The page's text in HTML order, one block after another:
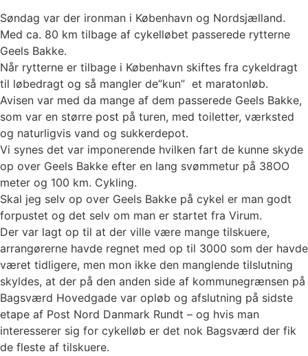
Søndag var der ironman i København og Nordsjælland.
Med ca. 80 km tilbage af cykelløbet passerede rytterne
Geels Bakke.
Når rytterne er tilbage i København skiftes fra cykeldragt
til løbedragt og så mangler de”kun” et maratonløb.
Avisen var med da mange af dem passerede Geels Bakke,
som var en større post på turen, med toiletter, værksted
og naturligvis vand og sukkerdepot.
Vi synes det var imponerende hvilken fart de kunne skyde
op over Geels Bakke efter en lang svømmetur på 38OO
meter og 100 km. Cykling.
Skal jeg selv op over Geels Bakke på cykel er man godt
forpustet og det selv om man er startet fra Virum.
Der var lagt op til at der ville være mange tilskuere,
arrangørerne havde regnet med op til 3000 som der havde
været tidligere, men mon ikke den manglende tilslutning
skyldes, at der på den anden side af kommunegrænsen på
Bagsværd Hovedgade var opløb og afslutning på sidste
etape af Post Nord Danmark Rundt – og hvis man
interesserer sig for cykelløb er det nok Bagsværd der fik
de fleste af tilskuere.